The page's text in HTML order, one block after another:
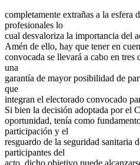
completamente extrañas a la esfera
profesionales lo
cual desvaloriza la importancia del
Amén de ello, hay que tener en
convocada se llevará a cabo en
una
garantía de mayor posibilidad de
que
integran el electorado convocado
Si bien la decisión adoptada por el
oportunidad, tenía como
participación y el
resguardo de la seguridad sanitaria
participantes del
acto, dicho objetivo puede